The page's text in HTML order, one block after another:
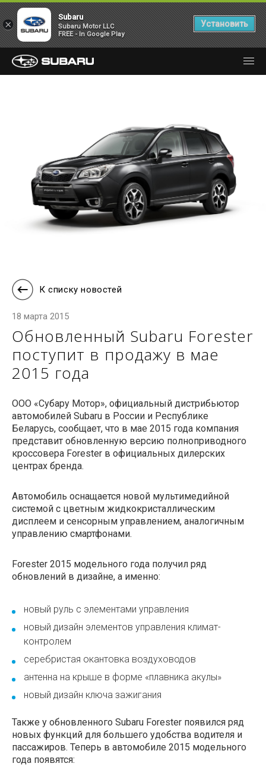
К списку новостей
18 марта 2015
Обновленный Subaru Forester
поступит в продажу в мае
2015 года
ООО «Субару Мотор», официальный дистрибьютор
автомобилей Subaru в России и Республике
Беларусь, сообщает, что в мае 2015 года компания
представит обновленную версию полноприводного
кроссовера Forester в официальных дилерских
центрах бренда.
Автомобиль оснащается новой мультимедийной
системой с цветным жидкокристаллическим
дисплеем и сенсорным управлением, аналогичным
управлению смартфонами.
Forester 2015 модельного года получил ряд
обновлений в дизайне, а именно:
новый руль с элементами управления
новый дизайн элементов управления климат-
контролем
серебристая окантовка воздуховодов
антенна на крыше в форме «плавника акулы»
новый дизайн ключа зажигания
Также у обновленного Subaru Forester появился ряд
новых функций для большего удобства водителя и
пассажиров. Теперь в автомобиле 2015 модельного
года появятся:
×
Subaru
Subaru Motor LLC
FREE - In Google Play
Установить